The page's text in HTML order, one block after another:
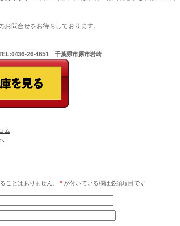
お問合せをお待ちしております。
26-4651 千葉県市原市岩崎
ム
ことはありません。 *が付いている欄は必須項目です